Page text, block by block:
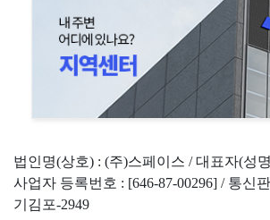
법인명(상호) : (주)스페이스 / 대표자(성
사업자 등록번호 : [646-87-00296] / 통신
기김포-2949